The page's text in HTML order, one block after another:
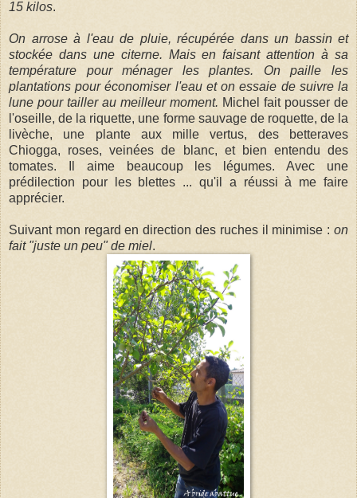
15 kilos.
On arrose à l'eau de pluie, récupérée dans un bassin et
stockée dans une citerne. Mais en faisant attention à sa
température pour ménager les plantes. On paille les
plantations pour économiser l'eau et on essaie de suivre la
lune pour tailler au meilleur moment. Michel fait pousser de
l'oseille, de la riquette, une forme sauvage de roquette, de la
livèche, une plante aux mille vertus, des betteraves
Chiogga, roses, veinées de blanc, et bien entendu des
tomates. Il aime beaucoup les légumes. Avec une
prédilection pour les blettes ... qu'il a réussi à me faire
apprécier.
Suivant mon regard en direction des ruches il minimise : on
fait "juste un peu" de miel.